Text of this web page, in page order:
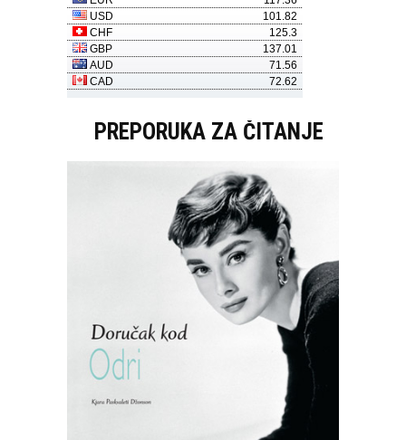
PREPORUKA ZA ČITANJE